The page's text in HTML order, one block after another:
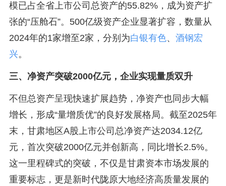
模已占全省上市公司总资产的55.82%，成为资产扩
张的“压舱石”。500亿级资产企业显著扩容，数量从
2024年的1家增至2家，分别为白银有色、 酒钢宏
兴。
三、净资产突破2000亿元，企业实现量质双升
不但总资产呈现快速扩展趋势，净资产也同步大幅
增长，形成“量增质优”的良好发展格局。截至2025年
末，甘肃地区A股上市公司总净资产达2034.12亿
元，首次突破2000亿元并创新高，同比增长2.5%。
这一里程碑式的突破，不仅是甘肃资本市场发展的
重要标志，更是新时代陇原大地经济高质量发展的